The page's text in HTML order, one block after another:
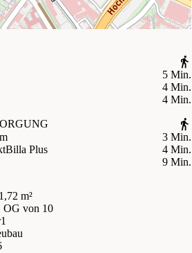
5 Min.
4 Min.
4 Min.
3 Min.
Billa Plus
4 Min.
9 Min.
m²
OG von 10
1